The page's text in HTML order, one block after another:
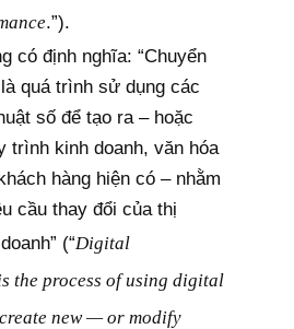
.”).
có định nghĩa: “Chuyển
quá trình sử dụng các
số để tạo ra – hoặc
trình kinh doanh, văn hóa
hàng hiện có – nhằm
cầu thay đổi của thị
(“Digital
the process of using digital
new — or modify